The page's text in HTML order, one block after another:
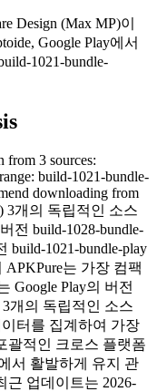
Design (Max MP)이
Google Play에서
1021-bundle-
from 3 sources:
build-1021-bundle-
downloading from
3개의 독립적인 소스
전 build-1028-bundle-
build-1021-bundle-play
는 가장 컴팩
Google Play의 버전
개의 독립적인 소스
이터를 집계하여 가장
괄적인 크로스 플랫폼
서 활발하게 유지 관
근 업데이트는 2026-